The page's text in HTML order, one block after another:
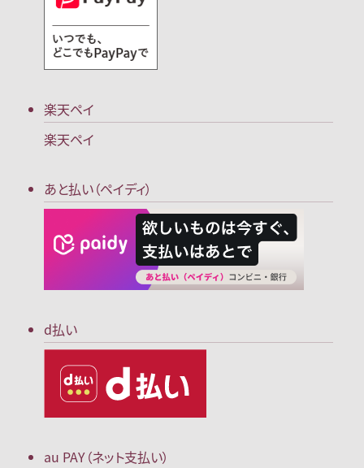
楽天ペイ
楽天ペイ
あと払い（ペイディ）
d払い
au PAY（ネット支払い）